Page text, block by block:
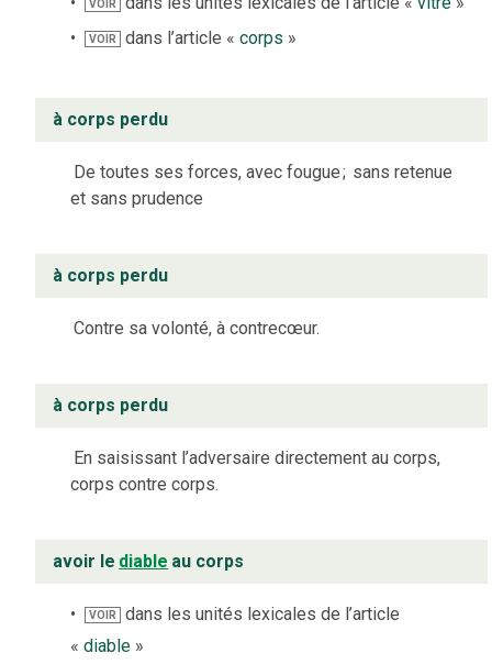
VOIR
VOIR dans l’article «corps »
à corps perdu
De toutes ses forces, avec fougue; sans retenue
et sans prudence
à corps perdu
Contre sa volonté, à contrecœur.
à corps perdu
En saisissant l’adversaire directement au corps,
corps contre corps.
avoir le diable au corps
VOIR
dans les unités lexicales de l’article
« diable »